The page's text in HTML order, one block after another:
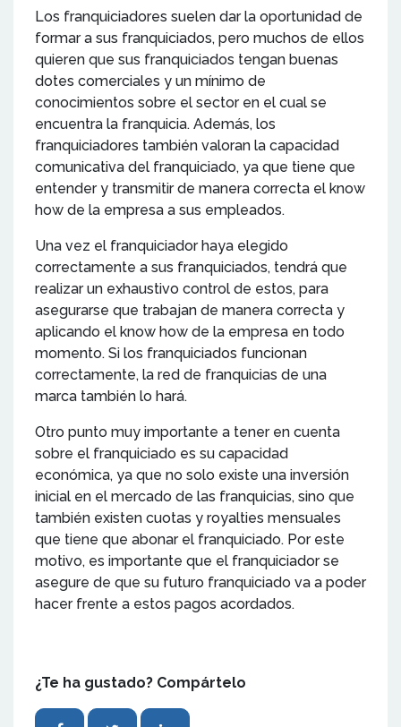
Los franquiciadores suelen dar la oportunidad de
formar a sus franquiciados, pero muchos de ellos
quieren que sus franquiciados tengan buenas
dotes comerciales y un mínimo de
conocimientos sobre el sector en el cual se
encuentra la franquicia. Además, los
franquiciadores también valoran la capacidad
comunicativa del franquiciado, ya que tiene que
entender y transmitir de manera correcta el know
how de la empresa a sus empleados.
Una vez el franquiciador haya elegido
correctamente a sus franquiciados, tendrá que
realizar un exhaustivo control de estos, para
asegurarse que trabajan de manera correcta y
aplicando el know how de la empresa en todo
momento. Si los franquiciados funcionan
correctamente, la red de franquicias de una
marca también lo hará.
Otro punto muy importante a tener en cuenta
sobre el franquiciado es su capacidad
económica, ya que no solo existe una inversión
inicial en el mercado de las franquicias, sino que
también existen cuotas y royalties mensuales
que tiene que abonar el franquiciado. Por este
motivo, es importante que el franquiciador se
asegure de que su futuro franquiciado va a poder
hacer frente a estos pagos acordados.
¿Te ha gustado? Compártelo